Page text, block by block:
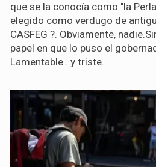
que se la conocía como "la
elegido como verdugo de
CASFEG ?. Obviamente,
papel en que lo puso el
Lamentable...y triste.